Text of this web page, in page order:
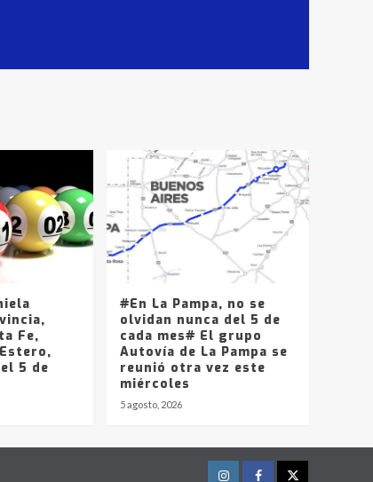
3
Identidad de los
adolescentes
pampeanos que fueron
protagonistas del fatal
accidente en la mañana
del lunes
4
Accidente en Ruta 5:
falleció un joven de
Trenque Lauquen
Los precios de los
combustibles en La
Pampa, desde YPF hasta
Axion entre 857 a 1338
pesos
Fe,
5 de
#En La Pampa, no se
olvidan nunca del 5 de
cada mes# El grupo
Autovía de La Pampa se
reunió otra vez este
miércoles
5 agosto, 2026